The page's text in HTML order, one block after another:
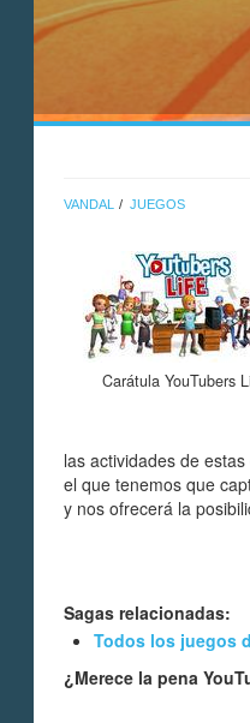
VANDAL JUEGOS
Carátula YouTubers
las actividades de
el que tenemos que
y nos ofrecerá la
Sagas relacionadas:
Todos los juegos
¿Merece la pena